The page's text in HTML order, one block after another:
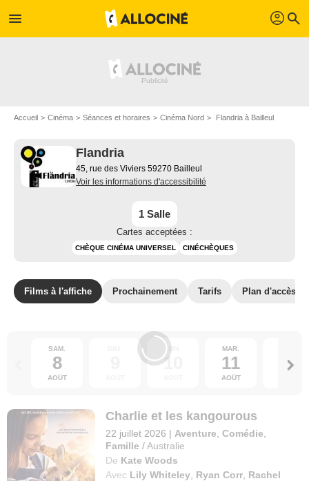
menu profil search
Accueil Cinéma Séances et horaires Cinéma Nord Flandria à Bailleul
Flandria
45, rue des Viviers 59270 Bailleul
Voir les informations d'accessibilité
1 Salle
Cartes acceptées :
CHÈQUE CINÉMA UNIVERSEL CINÉCHÈQUES
Films à l'affiche Prochainement Tarifs Plan d'accès
SAM.
8
AOÛT
10
MAR.
11
AOÛT
12
Charlie et les kangourous
22 juillet 2026 | Aventure ,Comédie
Famille / Australie
De Kate Woods
Avec Lily Whiteley Ryan Corr Rachel